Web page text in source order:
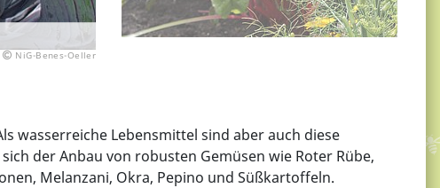
NiG-Benes-Oeller
wasserreiche Lebensmittel sind aber auch diese
der Anbau von robusten Gemüsen wie Roter Rübe,
Melanzani, Okra, Pepino und Süßkartoffeln.